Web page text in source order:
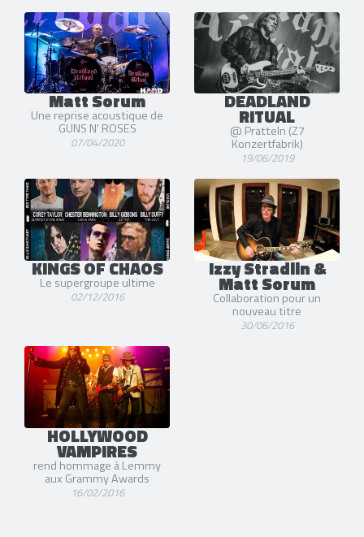
Matt Sorum
Une reprise acoustique de
GUNS N' ROSES
07/04/2020
DEADLAND
RITUAL
@ Pratteln (Z7
Konzertfabrik)
19/06/2019
KINGS OF CHAOS
Le supergroupe ultime
02/12/2016
Izzy Stradlin &
Matt Sorum
Collaboration pour un
nouveau titre
30/06/2016
HOLLYWOOD
VAMPIRES
rend hommage à Lemmy
aux Grammy Awards
16/02/2016